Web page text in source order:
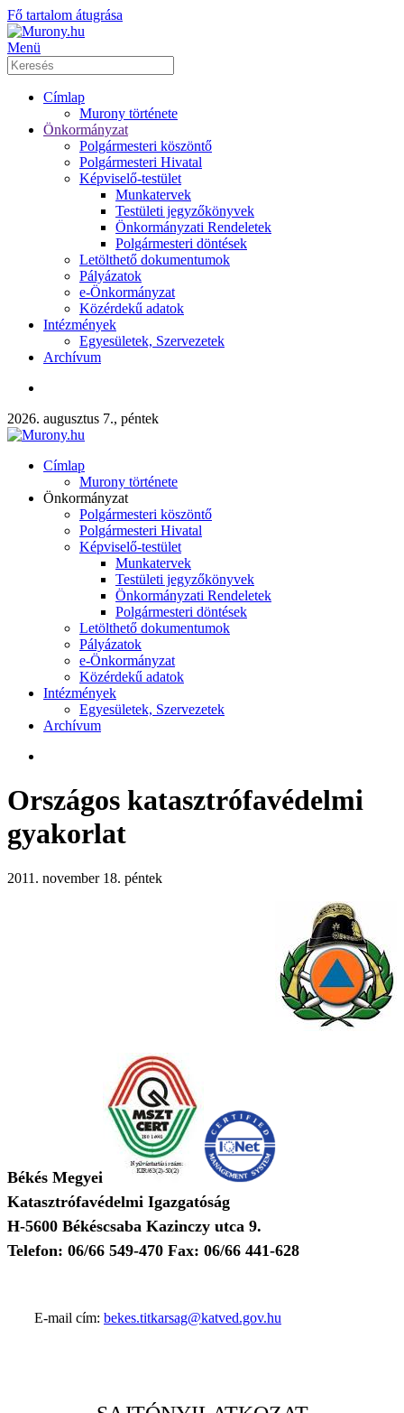
Fő tartalom átugrása
Menü
Címlap
Murony története
Önkormányzat
Polgármesteri köszöntő
Polgármesteri Hivatal
Képviselő-testület
Munkatervek
Testületi jegyzőkönyvek
Önkormányzati Rendeletek
Polgármesteri döntések
Letölthető dokumentumok
Pályázatok
e-Önkormányzat
Közérdekű adatok
Intézmények
Egyesületek, Szervezetek
Archívum
2026. augusztus 7., péntek
Címlap
Murony története
Önkormányzat
Polgármesteri köszöntő
Polgármesteri Hivatal
Képviselő-testület
Munkatervek
Testületi jegyzőkönyvek
Önkormányzati Rendeletek
Polgármesteri döntések
Letölthető dokumentumok
Pályázatok
e-Önkormányzat
Közérdekű adatok
Intézmények
Egyesületek, Szervezetek
Archívum
Országos katasztrófavédelmi
gyakorlat
2011. november 18. péntek
Békés Megyei
Katasztrófavédelmi Igazgatóság
H-5600 Békéscsaba Kazinczy utca 9.
Telefon: 06/66 549-470 Fax: 06/66 441-628
E-mail cím: bekes.titkarsag@katved.gov.hu